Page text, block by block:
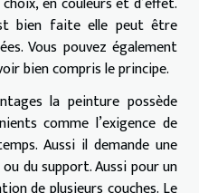
bien faite elle peut être
Vous pouvez également
bien compris le principe.
la peinture possède
comme l’exigence de
Aussi il demande une
du support. Aussi pour un